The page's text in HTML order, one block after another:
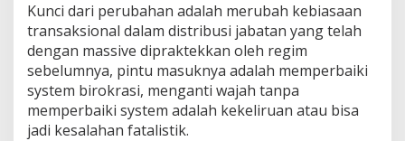
Kunci dari perubahan adalah merubah kebiasaan
transaksional dalam distribusi jabatan yang telah
dengan massive dipraktekkan oleh regim
sebelumnya, pintu masuknya adalah memperbaiki
system birokrasi, menganti wajah tanpa
memperbaiki system adalah kekeliruan atau bisa
jadi kesalahan fatalistik.